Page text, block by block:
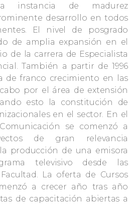
instancia de madurez
desarrollo en todos
El nivel de posgrado
de amplia expansión en el
de la carrera de Especialista
También a partir de 1996
de franco crecimiento en las
por el área de extensión
esto la constitución de
en el sector. En el
se comenzó a
de gran relevancia
producción de una emisora
televisivo desde las
La oferta de Cursos
a crecer año tras año
de capacitación abiertas a